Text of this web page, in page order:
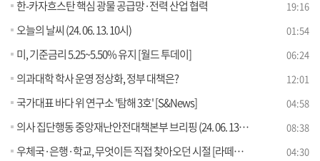
한-카자흐스탄 핵심 광물 공급망·전력 산업 협력 19:16
오늘의 날씨 (24. 06. 13. 10시) 01:54
미, 기준금리 5.25~5.50% 유지 [월드 투데이] 06:24
의과대학 학사 운영 정상화, 정부 대책은? 12:01
국가대표 바다 위 연구소 '탐해 3호' [S&News] 04:58
의사 집단행동 중앙재난안전대책본부 브리핑 (24. 06. 13. 11시) 08:38
우체국·은행·학교, 무엇이든 직접 찾아오던 시절 [라떼는 뉴우스] 04:30